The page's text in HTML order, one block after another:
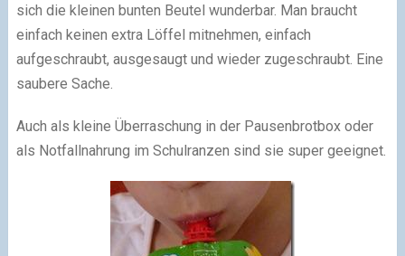
sich die kleinen bunten Beutel wunderbar. Man braucht
einfach keinen extra Löffel mitnehmen, einfach
aufgeschraubt, ausgesaugt und wieder zugeschraubt. Eine
saubere Sache.
Auch als kleine Überraschung in der Pausenbrotbox oder
als Notfallnahrung im Schulranzen sind sie super geeignet.